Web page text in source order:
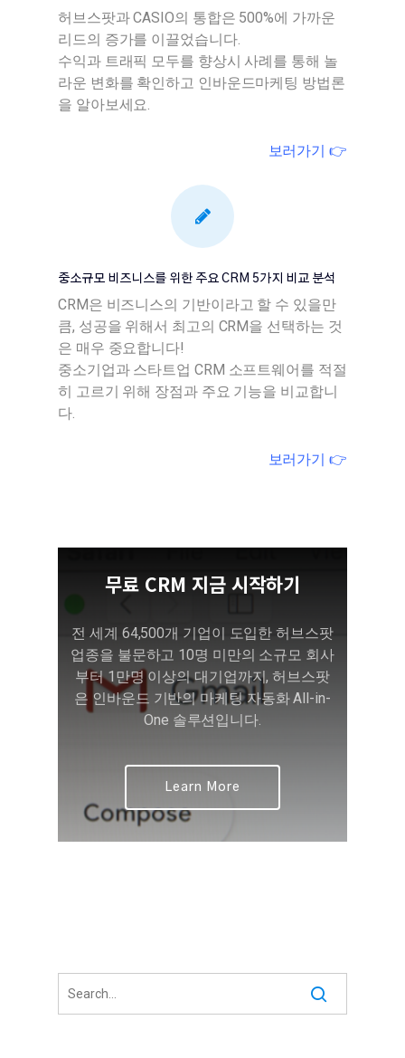
허브스팟과 CASIO의 통합은 500%에 가까운
리드의 증가를 이끌었습니다.
수익과 트래픽 모두를 향상시 사례를 통해 놀
라운 변화를 확인하고 인바운드마케팅 방법론
을 알아보세요.
보러가기 👉
중소규모 비즈니스를 위한 주요 CRM 5가지 비교 분석
CRM은 비즈니스의 기반이라고 할 수 있을만
큼, 성공을 위해서 최고의 CRM을 선택하는 것
은 매우 중요합니다!
중소기업과 스타트업 CRM 소프트웨어를 적절
히 고르기 위해 장점과 주요 기능을 비교합니
다.
보러가기 👉
무료 CRM 지금 시작하기
전 세계 64,500개 기업이 도입한 허브스팟
업종을 불문하고 10명 미만의 소규모 회사
부터 1만명 이상의 대기업까지, 허브스팟
은 인바운드 기반의 마케팅 자동화 All-in-
One 솔루션입니다.
Learn More